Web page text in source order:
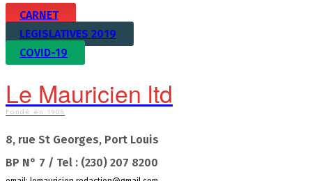
CARNET
LEGISLATIVES 2019
COVID-19
Le Mauricien ltd
Fondé en 1908
8, rue St Georges, Port Louis
BP N° 7 / Tel : (230) 207 8200